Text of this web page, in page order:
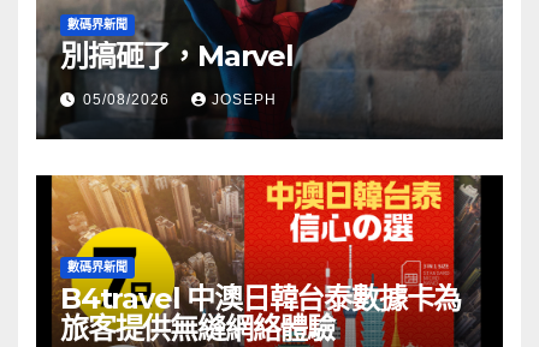
數碼界新聞
別搞砸了，Marvel
05/08/2026 JOSEPH
數碼界新聞
B4travel 中澳日韓台泰數據卡為
旅客提供無縫網絡體驗